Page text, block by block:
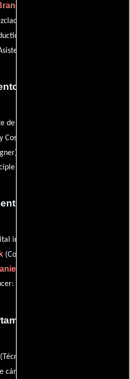
Proctor
adicional de re-grabación),
sound accountant (as Renée
de re-grabación de sonido)
de vestuario
de diseñador de vestuario),
Costumes Inc.),
y
Dresser)
de editorial
intermediate ep: Digital Color
(Colorista),
Schaldenbrand
digital color correction)
de electricidad
de imagen digital),
cámara),